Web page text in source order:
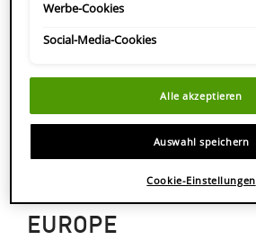
THAILAND
AFRICA/MIDDLE EAST
ISRAEL
EUROPE
Werbe-Cookies
Social-Media-Cookies
Alle akzeptieren
Auswahl speichern
Cookie-Einstellungen